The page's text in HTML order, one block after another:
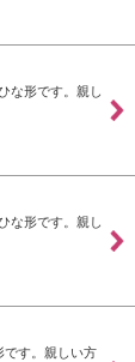
な形です。親し
な形です。親し
です。親しい方